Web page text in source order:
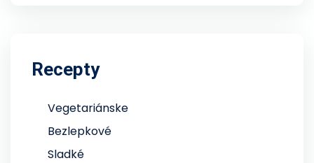
Recepty
Vegetariánske
Bezlepkové
Sladké